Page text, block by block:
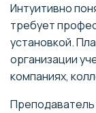
Интуитивно
требует
установкой.
организации
компаниях,